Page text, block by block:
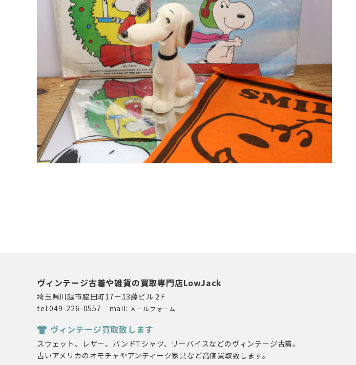
ヴィンテージ古着や雑貨の買取専門店LowJack
埼玉県川越市脇田町17－13藤ビル２F
tel:049-226-0557 mail: メールフォーム
ヴィンテージ買取致します
スウェット、レザー、バンドTシャツ、リーバイスなどのヴィンテージ古着。
古いアメリカのオモチャやアンティーク家具など高価買取致します。